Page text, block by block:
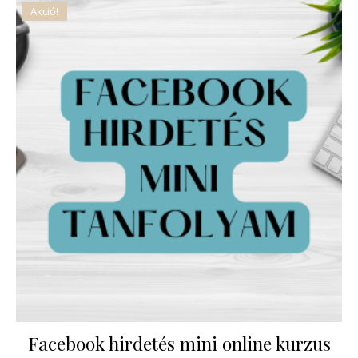
Akció!
Facebook hirdetés mini online kurzus